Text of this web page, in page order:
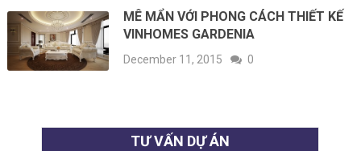
MÊ MẨN VỚI PHONG CÁCH THIẾT KẾ
VINHOMES GARDENIA
December 11, 2015 0
TƯ VẤN DỰ ÁN